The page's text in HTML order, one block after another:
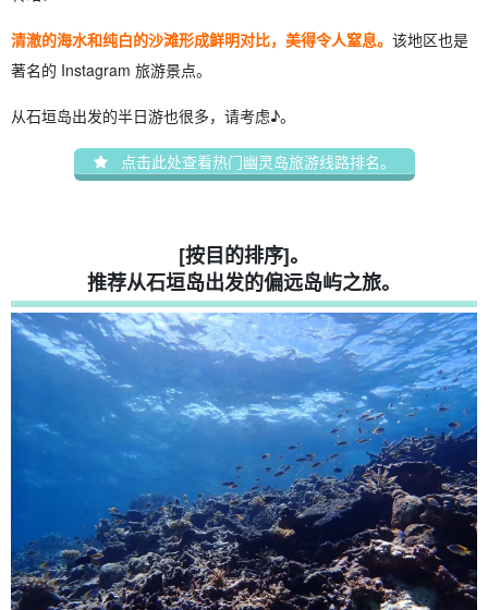
清澈的海水和纯白的沙滩形成鲜明对比，美得令人窒息。 该地区也是
著名的 Instagram 旅游景点。
从石垣岛出发的半日游也很多，请考虑♪。
点击此处查看热门幽灵岛旅游线路排名。
[按目的排序]。
推荐从石垣岛出发的偏远岛屿之旅。